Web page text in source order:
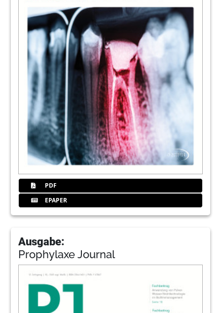
PDF
EPAPER
Ausgabe:
Prophylaxe Journal